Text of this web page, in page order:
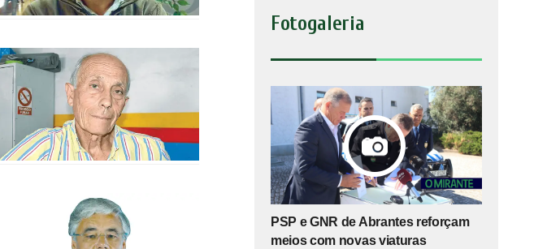
Fotogaleria
PSP e GNR de Abrantes reforçam
meios com novas viaturas